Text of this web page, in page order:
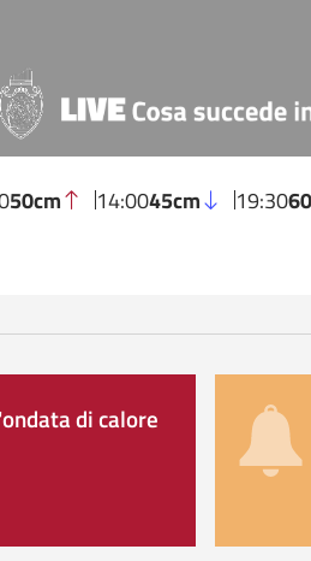
50cm 14:0045cm 19:30
di calore